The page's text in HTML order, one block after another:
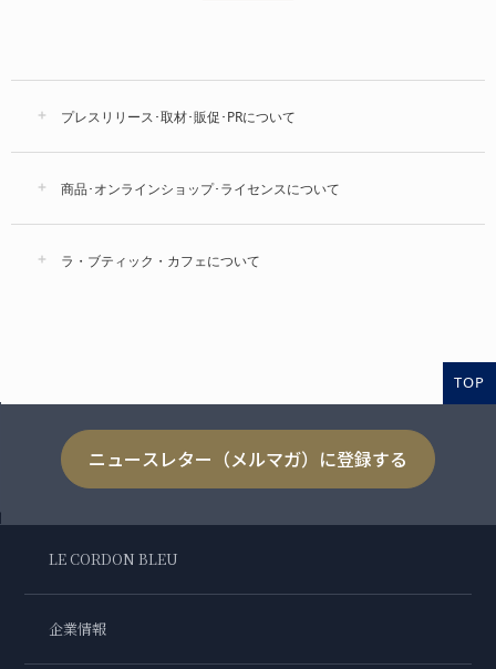
プレスリリース･取材･販促･PRについて
商品･オンラインショップ･ライセンスについて
ラ・ブティック・カフェについて
TOP
ニュースレター（メルマガ）に登録する
LE CORDON BLEU
企業情報